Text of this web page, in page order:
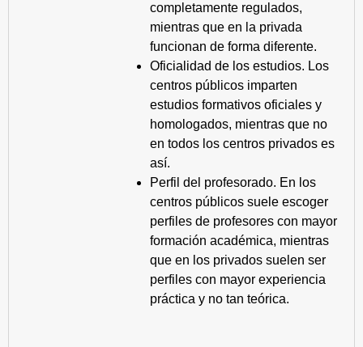
completamente regulados,
mientras que en la privada
funcionan de forma diferente.
Oficialidad de los estudios. Los
centros públicos imparten
estudios formativos oficiales y
homologados, mientras que no
en todos los centros privados es
así.
Perfil del profesorado. En los
centros públicos suele escoger
perfiles de profesores con mayor
formación académica, mientras
que en los privados suelen ser
perfiles con mayor experiencia
práctica y no tan teórica.